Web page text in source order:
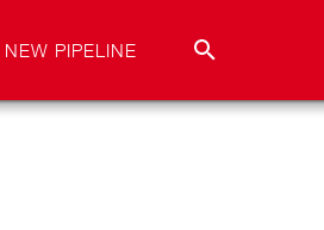
NEW PIPELINE